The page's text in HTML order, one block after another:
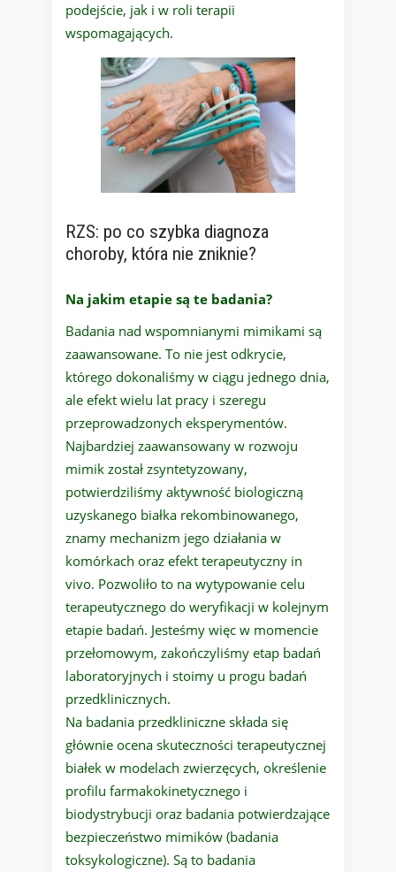
podejście, jak i w roli terapii
wspomagających.
RZS: po co szybka diagnoza
choroby, która nie zniknie?
Na jakim etapie są te badania?
Badania nad wspomnianymi mimikami są
zaawansowane. To nie jest odkrycie,
którego dokonaliśmy w ciągu jednego dnia,
ale efekt wielu lat pracy i szeregu
przeprowadzonych eksperymentów.
Najbardziej zaawansowany w rozwoju
mimik został zsyntetyzowany,
potwierdziliśmy aktywność biologiczną
uzyskanego białka rekombinowanego,
znamy mechanizm jego działania w
komórkach oraz efekt terapeutyczny in
vivo. Pozwoliło to na wytypowanie celu
terapeutycznego do weryfikacji w kolejnym
etapie badań. Jesteśmy więc w momencie
przełomowym, zakończyliśmy etap badań
laboratoryjnych i stoimy u progu badań
przedklinicznych.
Na badania przedkliniczne składa się
głównie ocena skuteczności terapeutycznej
białek w modelach zwierzęcych, określenie
profilu farmakokinetycznego i
biodystrybucji oraz badania potwierdzające
bezpieczeństwo mimików (badania
toksykologiczne). Są to badania